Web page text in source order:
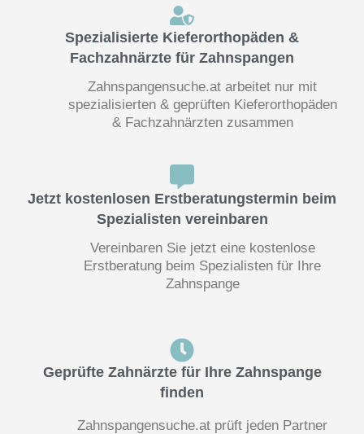
Spezialisierte Kieferorthopäden &
Fachzahnärzte für Zahnspangen
Zahnspangensuche.at arbeitet nur mit
spezialisierten & geprüften Kieferorthopäden
& Fachzahnärzten zusammen
Jetzt kostenlosen Erstberatungstermin beim
Spezialisten vereinbaren
Vereinbaren Sie jetzt eine kostenlose
Erstberatung beim Spezialisten für Ihre
Zahnspange
Geprüfte Zahnärzte für Ihre Zahnspange
finden
Zahnspangensuche.at prüft jeden Partner